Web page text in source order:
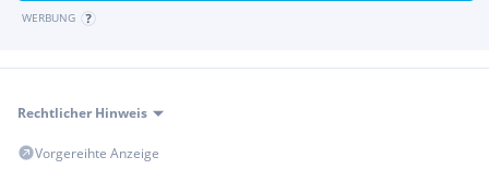
WERBUNG
Rechtlicher Hinweis
Vorgereihte Anzeige